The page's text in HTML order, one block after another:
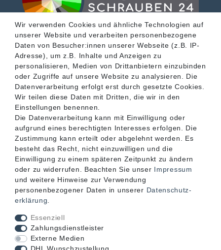
SERVICE
INFORMATIONEN
KONTAKT
Wir verwenden Cookies und ähnliche Technologien auf
unserer Website und verarbeiten personenbezogene
Daten von Besucher:innen unserer Webseite (z.B. IP-
Adresse), um z.B. Inhalte und Anzeigen zu
personalisieren, Medien von Drittanbietern einzubinden
oder Zugriffe auf unsere Website zu analysieren. Die
Datenverarbeitung erfolgt erst durch gesetzte Cookies.
Wir teilen diese Daten mit Dritten, die wir in den
Einstellungen benennen.
Die Datenverarbeitung kann mit Einwilligung oder
aufgrund eines berechtigten Interesses erfolgen. Die
Zustimmung kann erteilt oder abgelehnt werden. Es
besteht das Recht, nicht einzuwilligen und die
Einwilligung zu einem späteren Zeitpunkt zu ändern
oder zu widerrufen. Beachten Sie unser Impressum
und weitere Hinweise zur Verwendung
personenbezogener Daten in unserer Daten­schutz­
erklärung
Essenziell
Zahlungsdienstleister
Externe Medien